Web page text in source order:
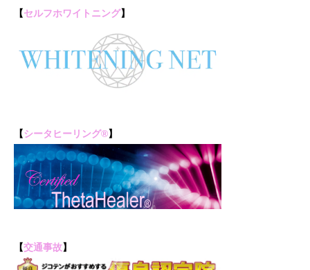
【セルフホワイトニング】
【シータヒーリング®】
【交通事故】